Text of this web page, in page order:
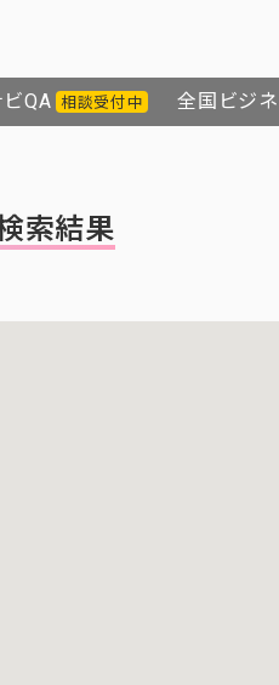
QA 相談受付中 全国ビジ
索結果